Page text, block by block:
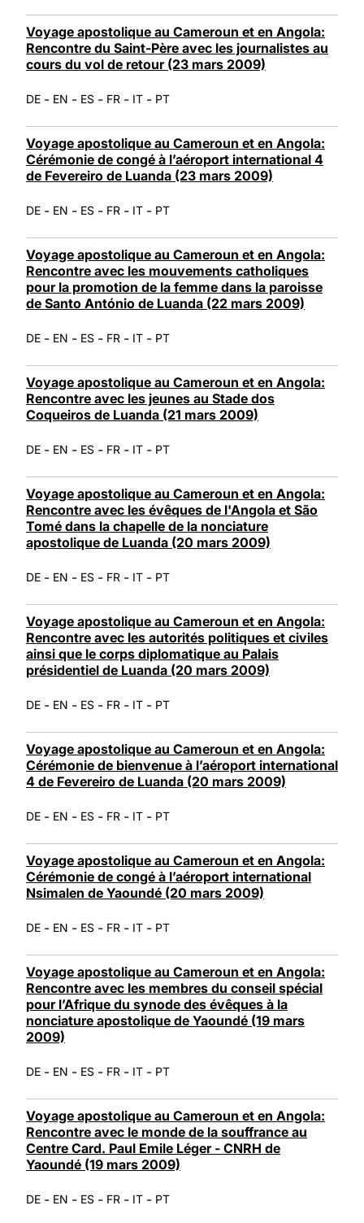
Voyage apostolique au Cameroun et en Angola:
Rencontre du Saint-Père avec les journalistes au
cours du vol de retour (23 mars 2009)
DE - EN - ES - FR - IT - PT
Voyage apostolique au Cameroun et en Angola:
Cérémonie de congé à l’aéroport international 4
de Fevereiro de Luanda (23 mars 2009)
DE - EN - ES - FR - IT - PT
Voyage apostolique au Cameroun et en Angola:
Rencontre avec les mouvements catholiques
pour la promotion de la femme dans la paroisse
de Santo António de Luanda (22 mars 2009)
DE - EN - ES - FR - IT - PT
Voyage apostolique au Cameroun et en Angola:
Rencontre avec les jeunes au Stade dos
Coqueiros de Luanda (21 mars 2009)
DE - EN - ES - FR - IT - PT
Voyage apostolique au Cameroun et en Angola:
Rencontre avec les évêques de l'Angola et São
Tomé dans la chapelle de la nonciature
apostolique de Luanda (20 mars 2009)
DE - EN - ES - FR - IT - PT
Voyage apostolique au Cameroun et en Angola:
Rencontre avec les autorités politiques et civiles
ainsi que le corps diplomatique au Palais
présidentiel de Luanda (20 mars 2009)
DE - EN - ES - FR - IT - PT
Voyage apostolique au Cameroun et en Angola:
Cérémonie de bienvenue à l’aéroport international
4 de Fevereiro de Luanda (20 mars 2009)
DE - EN - ES - FR - IT - PT
Voyage apostolique au Cameroun et en Angola:
Cérémonie de congé à l’aéroport international
Nsimalen de Yaoundé (20 mars 2009)
DE - EN - ES - FR - IT - PT
Voyage apostolique au Cameroun et en Angola:
Rencontre avec les membres du conseil spécial
pour l’Afrique du synode des évêques à la
nonciature apostolique de Yaoundé (19 mars
2009)
DE - EN - ES - FR - IT - PT
Voyage apostolique au Cameroun et en Angola:
Rencontre avec le monde de la souffrance au
Centre Card. Paul Emile Léger - CNRH de
Yaoundé (19 mars 2009)
DE - EN - ES - FR - IT - PT